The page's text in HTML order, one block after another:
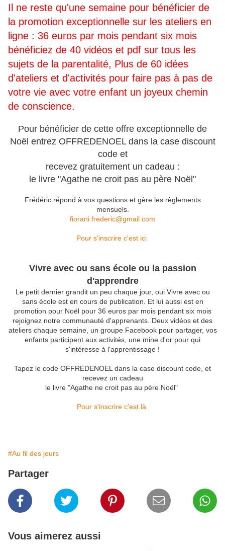
Il ne reste qu'une semaine pour bénéficier de
la promotion exceptionnelle sur les ateliers en
ligne : 36 euros par mois pendant six mois
bénéficiez de 40 vidéos et pdf sur tous les
sujets de la parentalité, Plus de 60 idées
d'ateliers et d'activités pour faire pas à pas de
votre vie avec votre enfant un joyeux chemin
de conscience.
Pour bénéficier de cette offre exceptionnelle de
Noël entrez OFFREDENOEL dans la case discount
code et
recevez gratuitement un cadeau :
le livre "Agathe ne croit pas au père Noël"
Frédéric répond à vos questions et gère les règlements
mensuels.
fiorani.frederic@gmail.com
Pour s'inscrire c'est ici
Vivre avec ou sans école ou la passion
d'apprendre
Le petit dernier grandit un peu chaque jour, oui Vivre avec ou
sans école est en cours de publication. Et lui aussi est en
promotion pour Noël pour 36 euros par mois pendant six mois
rejoignez notre communauté d'apprenants. Deux vidéos et des
ateliers chaque semaine, un groupe Facebook pour partager, vos
enfants participent aux activités, une mine d'or pour qui
s'intéresse à l'apprentissage !
Tapez le code OFFREDENOEL dans la case discount code, et
recevez un cadeau
le livre "Agathe ne croit pas au père Noël"
Pour s'inscrire c'est là
#Au fil des jours
Partager
Vous aimerez aussi